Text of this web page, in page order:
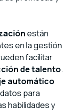
están
en la gestión
facilitar
de talento.
automático
para
habilidades y